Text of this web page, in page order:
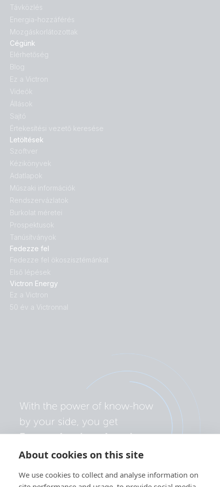
About cookies on this site
We use cookies to collect and analyse information on
Fedezze fel
Fedezze fel ökoszisztémánkat
Első lépések
Victron Energy
Ez a Victron
50 év a Victronnal
Letöltések
Szoftver
Kézikönyvek
Adatlapok
Műszaki információk
Rendszervázlatok
Burkolat méretei
Prospektusok
Tanúsítványok
Távközlés
Energia-hozzáférés
Mozgáskorlátozottak
Cégünk
Elérhetőség
Blog
Ez a Victron
Videók
Állások
Sajtó
Értekesítési vezető keresése